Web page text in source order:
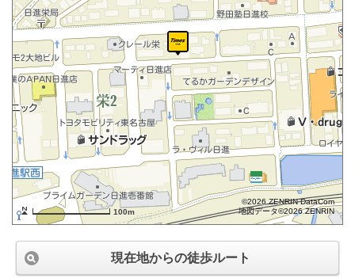
100m
©2026 ZENRIN DataCom
地図データ©2026 ZENRIN
現在地からの徒歩ルート